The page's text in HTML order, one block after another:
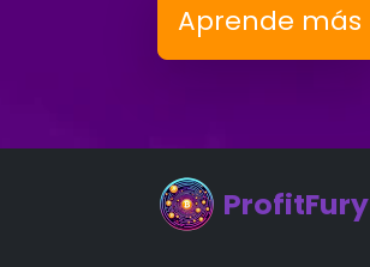
Aprende más
ProfitFury